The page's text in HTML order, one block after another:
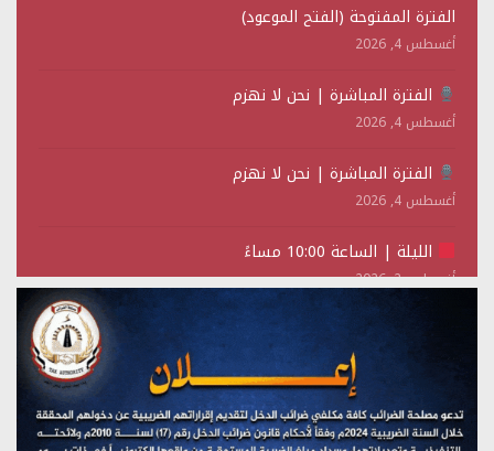
الفترة المفتوحة (الفتح الموعود)
أغسطس 4, 2026
الفترة المباشرة | نحن لا نهزم
أغسطس 4, 2026
الفترة المباشرة | نحن لا نهزم
أغسطس 4, 2026
الليلة | الساعة 10:00 مساءً
أغسطس 2, 2026
تستمعون لبرنامج (حدث في مثل هذا اليوم)
(نحن لا نهزم) بث مباشر
يوليو 28, 2026